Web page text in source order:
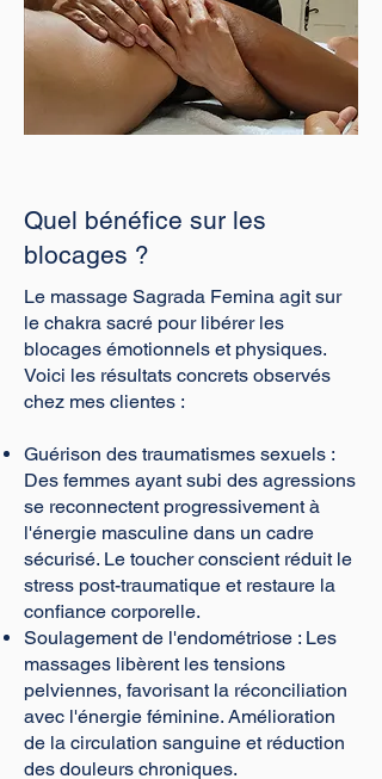
Quel bénéfice sur les
blocages ?
Le massage Sagrada Femina agit sur
le chakra sacré pour libérer les
blocages émotionnels et physiques.
Voici les résultats concrets observés
chez mes clientes :
Guérison des traumatismes sexuels :
Des femmes ayant subi des agressions
se reconnectent progressivement à
l'énergie masculine dans un cadre
sécurisé. Le toucher conscient réduit le
stress post-traumatique et restaure la
confiance corporelle.
Soulagement de l'endométriose : Les
massages libèrent les tensions
pelviennes, favorisant la réconciliation
avec l'énergie féminine. Amélioration
de la circulation sanguine et réduction
des douleurs chroniques.